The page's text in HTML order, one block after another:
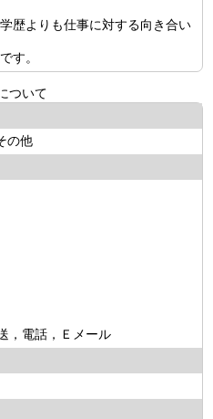
歴よりも仕事に対する向き合い
す。
ついて
の他
，電話，Ｅメール